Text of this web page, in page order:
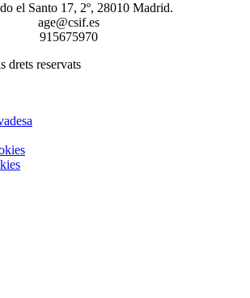
el Santo 17, 2º, 28010 Madrid.
age@csif.es
915675970
drets reservats